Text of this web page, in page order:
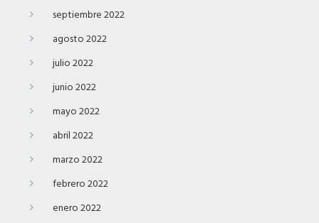
septiembre 2022
agosto 2022
julio 2022
junio 2022
mayo 2022
abril 2022
marzo 2022
febrero 2022
enero 2022